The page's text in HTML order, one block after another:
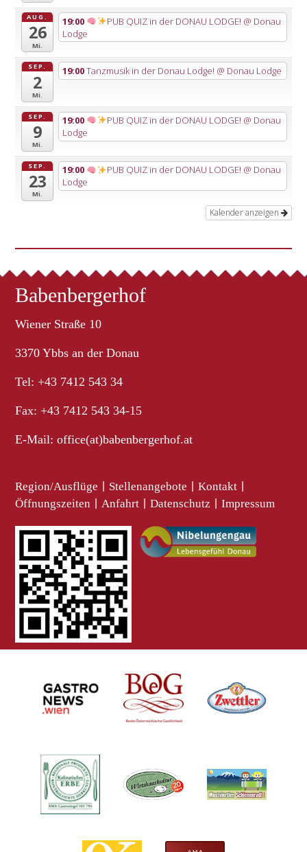
AUG.
26
Mi.
19:00 PUB QUIZ in der DONAU LODGE! @ Donau
Lodge
SEP.
2
Mi.
19:00Tanzmusik in der Donau Lodge! @ Donau Lodge
SEP.
9
Mi.
19:00 PUB QUIZ in der DONAU LODGE! @ Donau
Lodge
SEP.
23
Mi.
19:00 PUB QUIZ in der DONAU LODGE! @ Donau
Lodge
Kalender anzeigen
Babenbergerhof
Wiener Straße 10
3370 Ybbs an der Donau
Tel: +43 7412 543 34
Fax: +43 7412 543 34-15
E-Mail:office(at)babenbergerhof.at
Region/Ausflüge Stellenangebote Kontakt
Öffnungszeiten Anfahrt Datenschutz Impressum